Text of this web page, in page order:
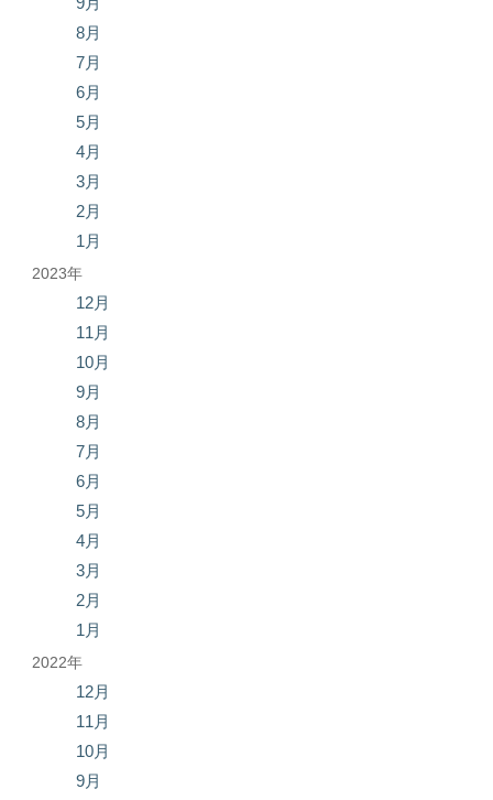
8月
7月
6月
5月
4月
3月
2月
1月
2023年
12月
11月
10月
9月
8月
7月
6月
5月
4月
3月
2月
1月
2022年
12月
11月
10月
9月